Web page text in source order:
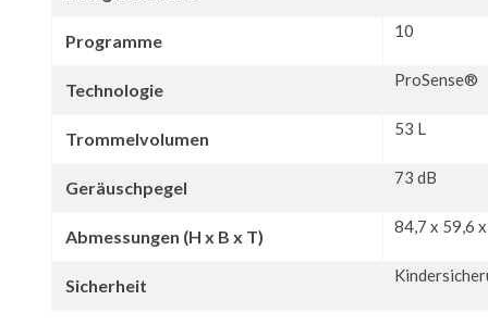
Programme 10
Technologie ProSense®
Trommelvolumen 53 L
Geräuschpegel 73 dB
Abmessungen (H x B x T) 84,7 x 59,6
Sicherheit